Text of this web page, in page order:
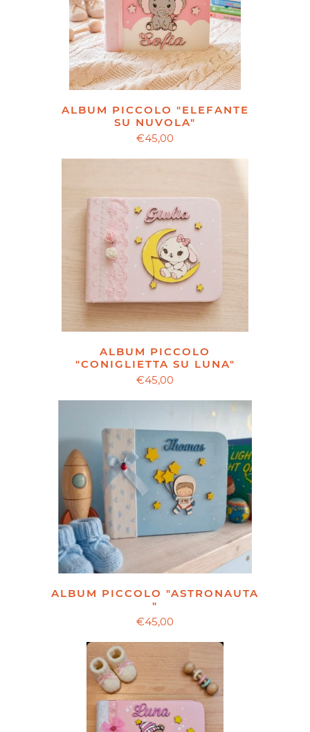
ALBUM PICCOLO "ELEFANTE
SU NUVOLA"
€45,00
ALBUM PICCOLO
"CONIGLIETTA SU LUNA"
€45,00
ALBUM PICCOLO "ASTRONAUTA
"
€45,00